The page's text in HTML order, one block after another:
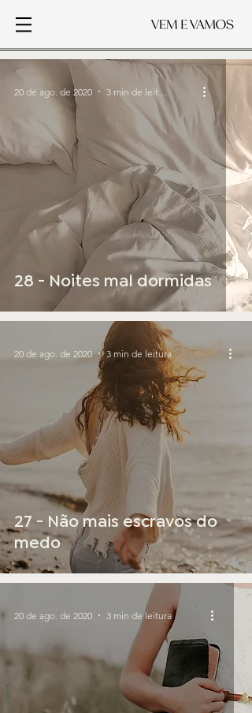
28 - Noites mal dormidas
20 de ago. de 2020 3 min de leitura
27 - Não mais escravos do
medo
20 de ago. de 2020 3 min de leitura
20 de ago. de 2020 3 min de leitura